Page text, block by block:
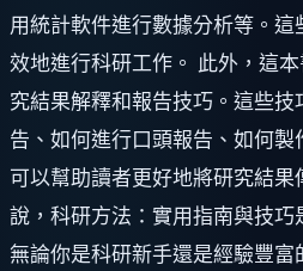
用統計軟件進行數據分析等。
效地進行科研工作。 此外，這
究結果解釋和報告技巧。這些技
告、如何進行口頭報告、如何
可以幫助讀者更好地將研究結果
說，科研方法：實用指南與技巧
無論你是科研新手還是經驗豐富